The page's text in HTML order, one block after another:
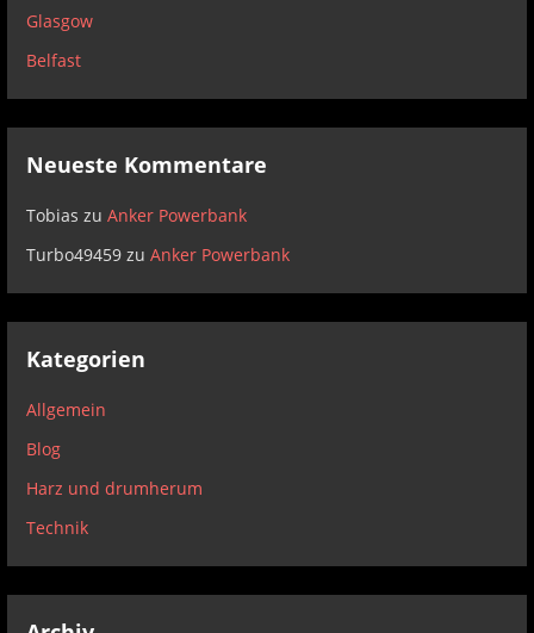
Glasgow
Belfast
Neueste Kommentare
Tobias zuAnker Powerbank
Turbo49459 zuAnker Powerbank
Kategorien
Allgemein
Blog
Harz und drumherum
Technik